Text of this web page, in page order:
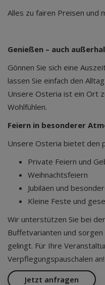
Alles zu fairen Preisen und
Genießen – auch
Gönnen Sie sich eine
lassen Sie einfach den
Unsere Osteria ist ein Ort
Wohlfühlen.
Feiern in besonderer
Unsere Osteria bietet den
Private Feiern und
Weihnachtsfeiern
Jubiläen und
Kleine Feste und
Wir unterstützen Sie bei
Buffetvarianten und
gelingt. Für Ihre
Verpflegungspauschalen an!
Jetzt anfragen